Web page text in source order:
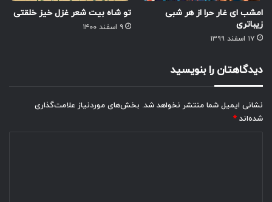
امشب ای غار حرا از هر شبی
زیباتری
۱۷ اسفند ۱۳۹۹
تو شاه بیت شعر غزل خیز خلقتی
۹ اسفند ۱۴۰۰
دیدگاهتان را بنویسید
نشانی ایمیل شما منتشر نخواهد شد. بخش‌های موردنیاز علامت‌گذاری
شده‌اند *